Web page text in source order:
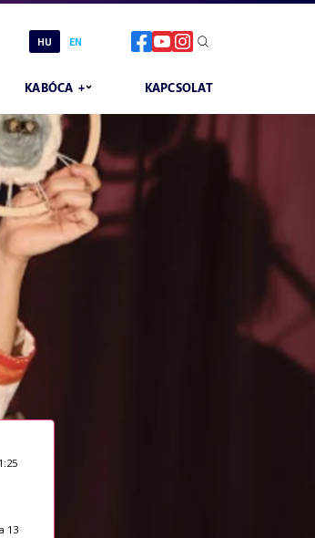
HU EN
KABÓCA + KAPCSOLAT
13